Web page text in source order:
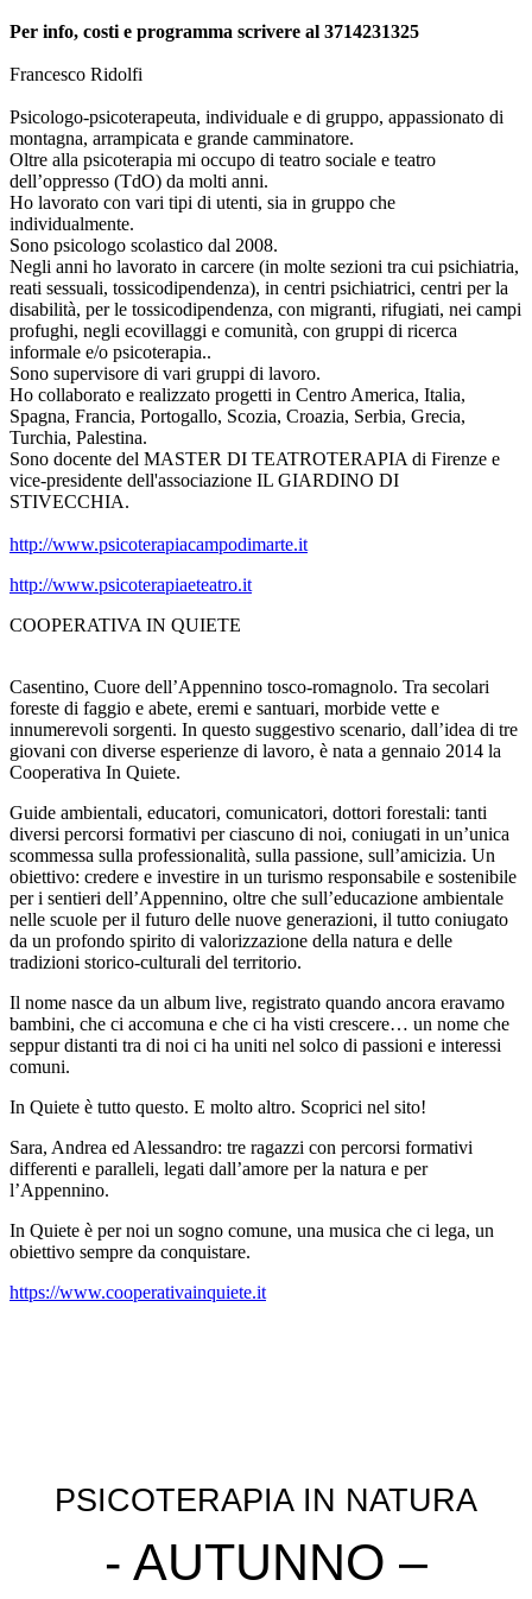
Per info, costi e programma scrivere al 3714231325
Francesco Ridolfi
Psicologo-psicoterapeuta, individuale e di gruppo, appassionato di
montagna, arrampicata e grande camminatore.
Oltre alla psicoterapia mi occupo di teatro sociale e teatro
dell’oppresso (TdO) da molti anni.
Ho lavorato con vari tipi di utenti, sia in gruppo che
individualmente.
Sono psicologo scolastico dal 2008.
Negli anni ho lavorato in carcere (in molte sezioni tra cui psichiatria,
reati sessuali, tossicodipendenza), in centri psichiatrici, centri per la
disabilità, per le tossicodipendenza, con migranti, rifugiati, nei campi
profughi, negli ecovillaggi e comunità, con gruppi di ricerca
informale e/o psicoterapia..
Sono supervisore di vari gruppi di lavoro.
Ho collaborato e realizzato progetti in Centro America, Italia,
Spagna, Francia, Portogallo, Scozia, Croazia, Serbia, Grecia,
Turchia, Palestina.
Sono docente del MASTER DI TEATROTERAPIA di Firenze e
vice-presidente dell'associazione IL GIARDINO DI
STIVECCHIA.
http://www.psicoterapiacampodimarte.it
http://www.psicoterapiaeteatro.it
COOPERATIVA IN QUIETE
Casentino, Cuore dell’Appennino tosco-romagnolo. Tra secolari
foreste di faggio e abete, eremi e santuari, morbide vette e
innumerevoli sorgenti. In questo suggestivo scenario, dall’idea di tre
giovani con diverse esperienze di lavoro, è nata a gennaio 2014 la
Cooperativa In Quiete.
Guide ambientali, educatori, comunicatori, dottori forestali: tanti
diversi percorsi formativi per ciascuno di noi, coniugati in un’unica
scommessa sulla professionalità, sulla passione, sull’amicizia. Un
obiettivo: credere e investire in un turismo responsabile e sostenibile
per i sentieri dell’Appennino, oltre che sull’educazione ambientale
nelle scuole per il futuro delle nuove generazioni, il tutto coniugato
da un profondo spirito di valorizzazione della natura e delle
tradizioni storico-culturali del territorio.
Il nome nasce da un album live, registrato quando ancora eravamo
bambini, che ci accomuna e che ci ha visti crescere… un nome che
seppur distanti tra di noi ci ha uniti nel solco di passioni e interessi
comuni.
In Quiete è tutto questo. E molto altro. Scoprici nel sito!
Sara, Andrea ed Alessandro: tre ragazzi con percorsi formativi
differenti e paralleli, legati dall’amore per la natura e per
l’Appennino.
In Quiete è per noi un sogno comune, una musica che ci lega, un
obiettivo sempre da conquistare.
https://www.cooperativainquiete.it
PSICOTERAPIA IN NATURA
- AUTUNNO –